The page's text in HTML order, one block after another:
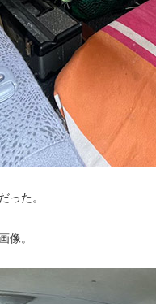
った。
像。